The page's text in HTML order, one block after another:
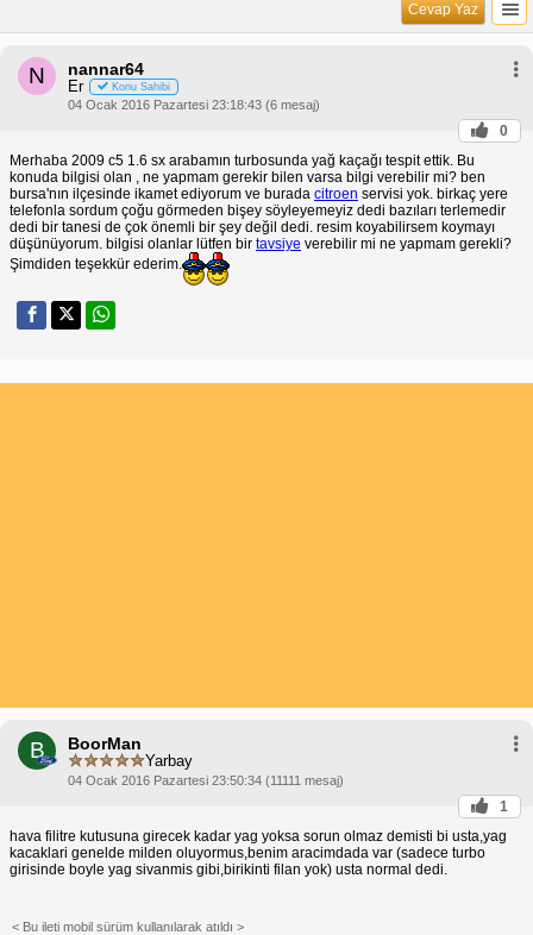
Cevap Yaz
N nannar64
Er Konu Sahibi
04 Ocak 2016 Pazartesi 23:18:43 (6 mesaj)
0
Merhaba 2009 c5 1.6 sx arabamın turbosunda yağ kaçağı tespit ettik. Bu
konuda bilgisi olan , ne yapmam gerekir bilen varsa bilgi verebilir mi? ben
bursa'nın ilçesinde ikamet ediyorum ve burada citroen servisi yok. birkaç yere
telefonla sordum çoğu görmeden bişey söyleyemeyiz dedi bazıları terlemedir
dedi bir tanesi de çok önemli bir şey değil dedi. resim koyabilirsem koymayı
düşünüyorum. bilgisi olanlar lütfen bir tavsiye verebilir mi ne yapmam gerekli?
Şimdiden teşekkür ederim.
B BoorMan
Yarbay
04 Ocak 2016 Pazartesi 23:50:34 (11111 mesaj)
1
hava filitre kutusuna girecek kadar yag yoksa sorun olmaz demisti bi usta,yag
kacaklari genelde milden oluyormus,benim aracimdada var (sadece turbo
girisinde boyle yag sivanmis gibi,birikinti filan yok) usta normal dedi.
< Bu ileti mobil sürüm kullanılarak atıldı >